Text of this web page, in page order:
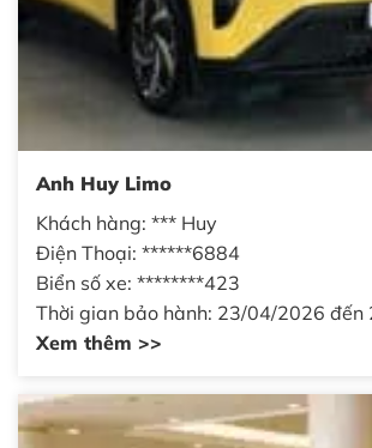
Anh Huy Limo
Khách hàng: *** Huy
Điện Thoại: ******6884
Biển số xe: ********423
Thời gian bảo hành: 23/04/2026
Xem thêm >>